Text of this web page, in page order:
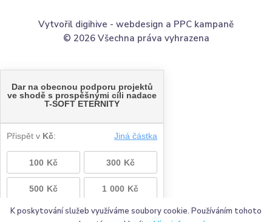
K poskytování služeb využíváme soubory cookie. Používáním tohoto
© 2026 Všechna práva vyhrazena
Vytvořil digihive - webdesign a PPC kampaně